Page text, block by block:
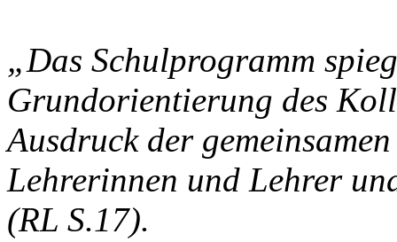
„Das Schulprogramm
Grundorientierung des
Ausdruck der
Lehrerinnen und Lehrer
(RL S.17).